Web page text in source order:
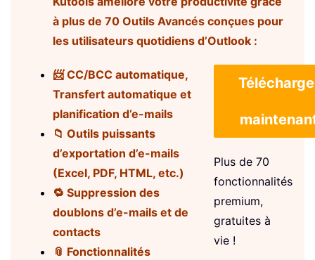
à plus de 70 Outils Avancés conçues pour
les utilisateurs quotidiens d’Outlook :
📨 CC/BCC automatique,
Transfert automatique et
planification d’e-mails
📁 Outils puissants
d’exportation d’e-mails
(Excel, PDF, HTML, etc.)
🔁 Suppression des
doublons d’e-mails et de
contacts
📎 Fonctionnalités
Plus de 70
fonctionnalités
premium,
gratuites à
vie !